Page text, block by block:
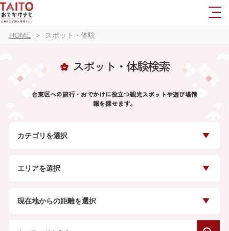
HOME スポット・体験
スポット・体験検索
台東区への旅行・おでかけに役立つ観光スポットや遊び場情
報を探せます。
カテゴリを選択
エリアを選択
現在地からの距離を選択